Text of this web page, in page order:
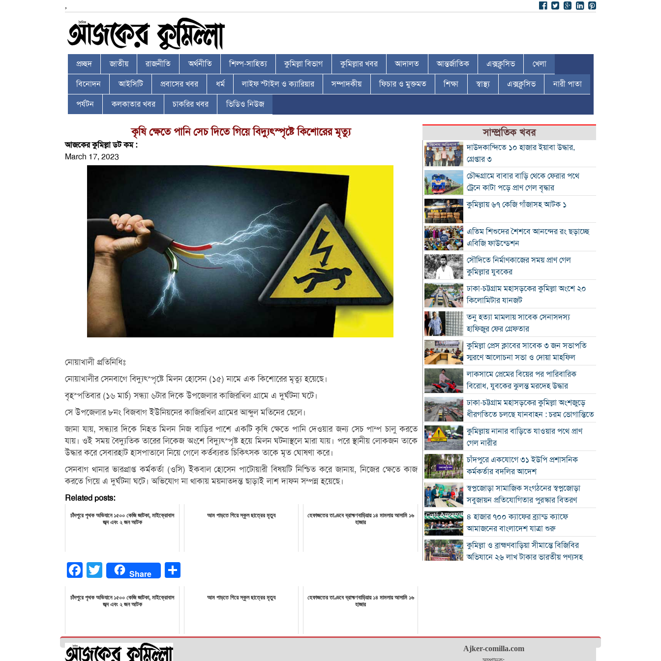
,
প্রচ্ছদ জাতীয় রাজনীতি অর্থনীতি শিল্প-সাহিত্য কুমিল্লা বিভাগ কুমিল্লার খবর আদালত আন্তর্জাতিক এক্সক্লুসিভ খেলা
বিনোদন আইসিটি প্রবাসের খবর ধর্ম লাইফ স্টাইল ও ক্যারিয়ার সম্পাদকীয় ফিচার ও মুক্তমত শিক্ষা স্বাস্থ্য এক্সক্লুসিভ নারী পাতা
পর্যটন কলকাতার খবর চাকরির খবর ভিডিও নিউজ
কৃষি ক্ষেতে পানি সেচ দিতে গিয়ে বিদ্যুৎস্পৃষ্টে কিশোরের মৃত্যু
আজকের কুমিল্লা ডট কম :
March 17, 2023
নোয়াখালী প্রতিনিধিঃ
নোয়াখালীর সেনবাগে বিদ্যুৎস্পৃষ্টে মিলন হোসেন (১৫) নামে এক কিশোরের মৃত্যু হয়েছে।
বৃহস্পতিবার (১৬ মার্চ) সন্ধ্যা ৬টার দিকে উপজেলার কাজিরখিল গ্রামে এ দুর্ঘটনা ঘটে।
সে উপজেলার ৮নং বিজবাগ ইউনিয়নের কাজিরখিল গ্রামের আব্দুল মতিনের ছেলে।
জানা যায়, সন্ধ্যার দিকে নিহত মিলন নিজ বাড়ির পাশে একটি কৃষি ক্ষেতে পানি দেওয়ার জন্য সেচ পাম্প চালু করতে
যায়। ওই সময় বৈদ্যুতিক তারের লিকেজ অংশে বিদ্যুৎস্পৃষ্ট হয়ে মিলন ঘটনাস্থলে মারা যায়। পরে স্থানীয় লোকজন তাকে
উদ্ধার করে সেবারহাট হাসপাতালে নিয়ে গেলে কর্তব্যরত চিকিৎসক তাকে মৃত ঘোষণা করে।
সেনবাগ থানার ভারপ্রাপ্ত কর্মকর্তা (ওসি) ইকবাল হোসেন পাটোয়ারী বিষয়টি নিশ্চিত করে জানায়, নিজের ক্ষেতে কাজ
করতে গিয়ে এ দুর্ঘটনা ঘটে। অভিযোগ না থাকায় ময়নাতদন্ত ছাড়াই লাশ দাফন সম্পন্ন হয়েছে।
Related posts:
চাঁদপুরে পৃথক অভিযানে ১৫০০ কেজি জাটকা, মাইক্রোবাস
জব্দ এবং ২ জন আটক
আম পাড়তে গিয়ে স্কুল ছাত্রের মৃত্যু
হেফাজতের তাণ্ডবে ব্রাহ্মণবাড়িয়ায় ১৪ মামলায় আসামি ১৬
হাজার
Facebook
Twitter Share
চাঁদপুরে পৃথক অভিযানে ১৫০০ কেজি জাটকা, মাইক্রোবাস
জব্দ এবং ২ জন আটক
আম পাড়তে গিয়ে স্কুল ছাত্রের মৃত্যু
হেফাজতের তাণ্ডবে ব্রাহ্মণবাড়িয়ায় ১৪ মামলায় আসামি ১৬
হাজার
সাম্প্রতিক খবর
দাউদকান্দিতে ১০ হাজার ইয়াবা উদ্ধার,
গ্রেপ্তার ৩
চৌদ্দগ্রামে বাবার বাড়ি থেকে ফেরার পথে
ট্রেনে কাটা পড়ে প্রাণ গেল বৃদ্ধার
কুমিল্লায় ৬৭ কেজি গাঁজাসহ আটক ১
এতিম শিশুদের শৈশবে আনন্দের রং ছড়াচ্ছে
এবিজি ফাউন্ডেশন
সৌদিতে নির্মাণকাজের সময় প্রাণ গেল
কুমিল্লার যুবকের
ঢাকা-চট্টগ্রাম মহাসড়কের কুমিল্লা অংশে ২০
কিলোমিটার যানজট
তনু হত্যা মামলায় সাবেক সেনাসদস্য
হাফিজুর ফের গ্রেফতার
কুমিল্লা প্রেস ক্লাবের সাবেক ৩ জন সভাপতি
স্মরণে আলোচনা সভা ও দোয়া মাহফিল
লাকসামে প্রেমের বিয়ের পর পারিবারিক
বিরোধ, যুবকের ঝুলন্ত মরদেহ উদ্ধার
ঢাকা-চট্টগ্রাম মহাসড়কের কুমিল্লা অংশজুড়ে
ধীরগতিতে চলছে যানবাহন : চরম ভোগান্তিতে
কুমিল্লায় নানার বাড়িতে যাওয়ার পথে প্রাণ
গেল নারীর
চাঁদপুরে একযোগে ৩১ ইউপি প্রশাসনিক
কর্মকর্তার বদলির আদেশ
স্বপ্নজোড়া সামাজিক সংগঠনের স্বপ্নজোড়া
সবুজায়ন প্রতিযোগিতার পুরস্কার বিতরণ
৪ হাজার ৭০০ ক্যাফের ব্র্যান্ড ক্যাফে
আমাজনের বাংলাদেশ যাত্রা শুরু
কুমিল্লা ও ব্রাহ্মণবাড়িয়া সীমান্তে বিজিবির
অভিযানে ২৬ লাখ টাকার ভারতীয় পণ্যসহ
অর্থনীতিতে বড় লাফ: ২০২৯ সালের মধ্যেই
৫.১ ট্রিলিয়ন ডলারে পৌঁছাচ্ছে ভারতের
Ajker-comilla.com